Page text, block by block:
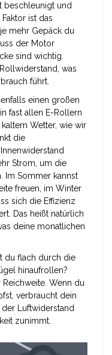
beschleunigt und
ist das
mehr Gepäck du
der Motor
sind wichtig.
was
führt.
einen großen
fast allen E-Rollern
kaltem Wetter, wie wir
die
Strom, um die
Im Sommer kannst
freuen, im Winter
sich die Effizienz
Das heißt natürlich
deine monatlichen
du flach durch die
hinaufrollen?
Wenn du
verbraucht dein
Luftwiderstand
zunimmt.